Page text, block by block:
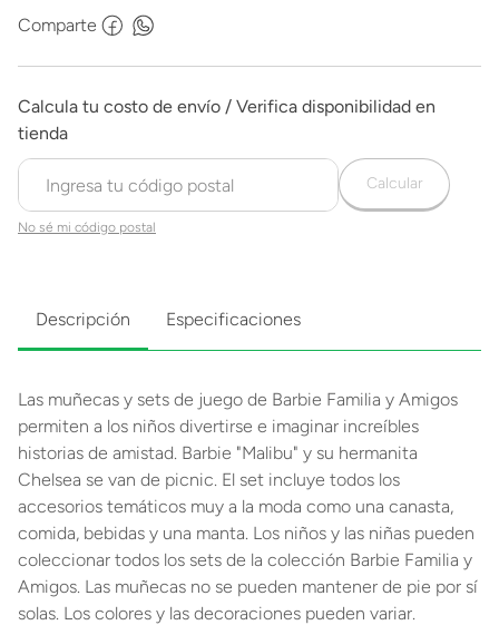
Comparte
No sé mi código postal
Calcular
Descripción Especificaciones
Las muñecas y sets de juego de Barbie Familia y Amigos
permiten a los niños divertirse e imaginar increíbles
historias de amistad. Barbie "Malibu" y su hermanita
Chelsea se van de picnic. El set incluye todos los
accesorios temáticos muy a la moda como una canasta,
comida, bebidas y una manta. Los niños y las niñas pueden
coleccionar todos los sets de la colección Barbie Familia y
Amigos. Las muñecas no se pueden mantener de pie por sí
solas. Los colores y las decoraciones pueden variar.